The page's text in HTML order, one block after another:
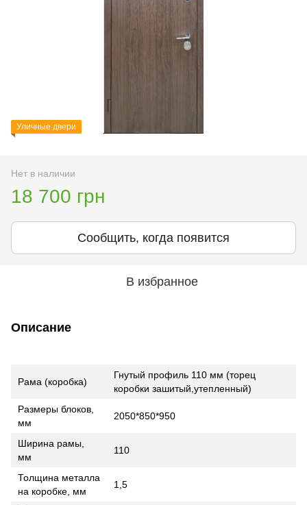
Уличные двери
Нет в наличии
18 700 грн
Сообщить, когда появится
В избранное
Описание
Рама (коробка)
Гнутый профиль 110 мм (торец
коробки зашитый,утепленный)
Размеры блоков,
мм
2050*850*950
Ширина рамы,
мм
110
Толщина металла
на коробке, мм
1,5